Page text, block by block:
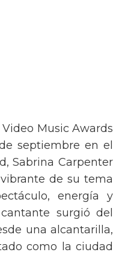
Music Awards
septiembre en el
Sabrina Carpenter
de su tema
energía y
surgió del
una alcantarilla,
como la ciudad